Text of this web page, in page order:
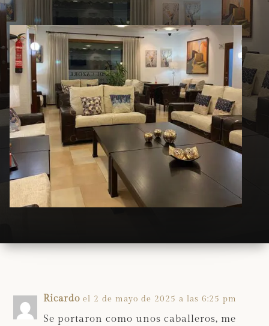
Ricardo el 2 de mayo de 2025 a las 6:25 pm
Se portaron como unos caballeros, me